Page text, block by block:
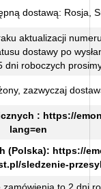
dostawą: Rosja,
aktualizacji
dostawy po
dni roboczych
zazwyczaj
: https://
lang=en
(Polska): https://
sledzenie-
zamówienia to 2 dni